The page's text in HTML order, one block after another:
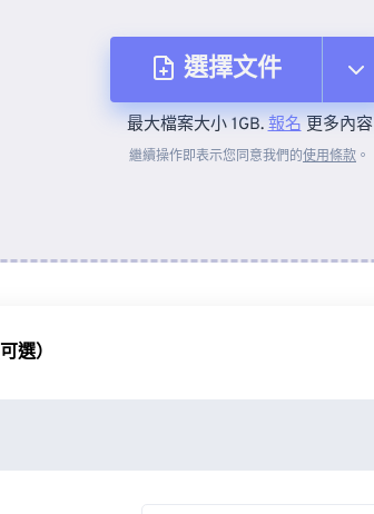
選擇文件
來自裝置
最大檔案大小 1GB.報名更多內容
繼續操作即表示您同意我們的使用條款 。
選）